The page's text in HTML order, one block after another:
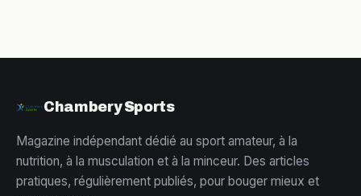
Chambery Sports
Magazine indépendant dédié au sport amateur, à la
nutrition, à la musculation et à la minceur. Des articles
pratiques, régulièrement publiés, pour bouger mieux et